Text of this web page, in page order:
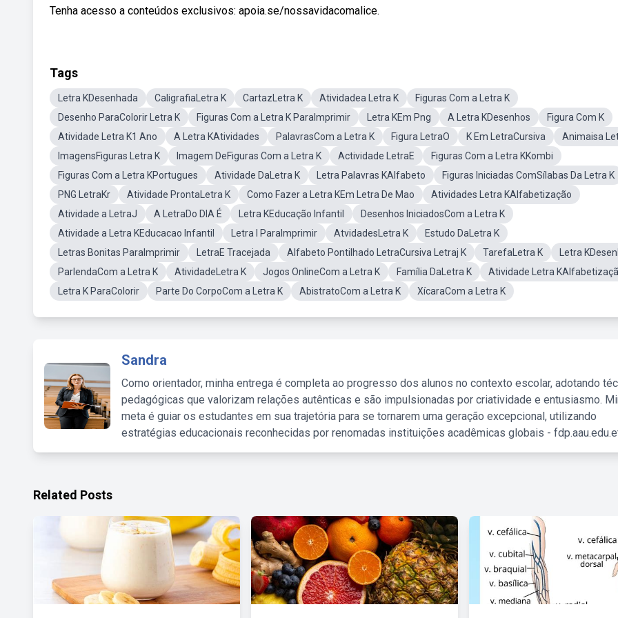
Tenha acesso a conteúdos exclusivos: apoia.se/nossavidacomalice.
Tags
Letra KDesenhada CaligrafiaLetra K CartazLetra K Atividadea Letra K
Figuras Com a Letra K
Desenho ParaColorir Letra K
Figuras Com a Letra K ParaImprimir Letra KEm Png A Letra KDesenhos
Figura Com K
Atividade Letra K1 Ano
A Letra KAtividades PalavrasCom a Letra K Figura LetraO K Em LetraCursiva
Animaisa
ImagensFiguras Letra K
Imagem DeFiguras Com a Letra K Actividade LetraE
Figuras Com a Letra KKombi
Figuras Com a Letra KPortugues
Atividade DaLetra K Letra Palavras KAlfabeto
Figuras Iniciadas ComSílabas Da Letra K
PNG LetraKr
Atividade ProntaLetra K Como Fazer a Letra KEm Letra De Mao
Atividades Letra KAlfabetização
Atividade a LetraJ
A LetraDo DIA É Letra KEducação Infantil
Desenhos IniciadosCom a Letra K
Atividade a Letra KEducacao Infantil
Letra I ParaImprimir AtvidadesLetra K
Estudo DaLetra K
Letras Bonitas ParaImprimir
LetraE Tracejada Alfabeto Pontilhado LetraCursiva Letraj K TarefaLetra K
Letra
ParlendaCom a Letra K
AtividadeLetra K Jogos OnlineCom a Letra K Família DaLetra K
Atividade Letra
Letra K ParaColorir
Parte Do CorpoCom a Letra K AbistratoCom a Letra K XícaraCom a Letra K
Sandra
Como orientador, minha entrega é completa ao progresso dos alunos no contexto escolar, adotando
pedagógicas que valorizam relações autênticas e são impulsionadas por criatividade e entusiasmo.
meta é guiar os estudantes em sua trajetória para se tornarem uma geração excepcional, utilizando
estratégias educacionais reconhecidas por renomadas instituições acadêmicas globais -
Related Posts